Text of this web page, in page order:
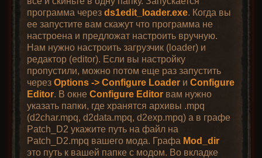
программа черезds1edit_loader.exe. Когда вы
ее запустите вам скажут что программа не
настроена и предложат настроить вручную.
Нам нужно настроить загрузчик (loader) и
редактор (editor). Если вы настройку
пропустили, можно потом еще раз запустить
черезOptions -> Configure Loader иConfigure
Editor. В окнеConfigure Editor вам нужно
указать папки, где хранятся архивы .mpq
(d2char.mpq, d2data.mpq, d2exp.mpq) а в графе
Patch_D2 укажите путь на файл на
Patch_D2.mpq вашего мода. Графа Mod_dir
это путь к вашей папке с модом. Во вкладке